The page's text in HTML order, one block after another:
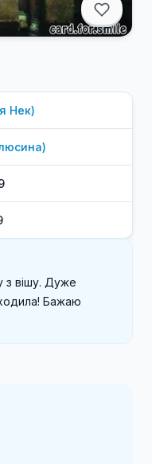
Нек)
)
з вішу. Дуже
Бажаю